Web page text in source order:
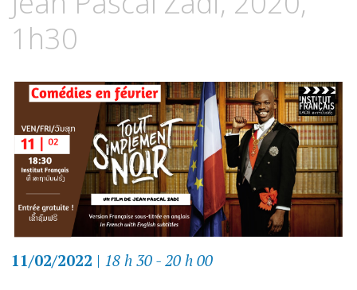
1h30
11/02/2022 | 18 h 30 - 20 h 00